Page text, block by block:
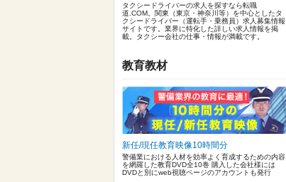
タクシードライバーの求人を探すなら転職
道.COM。関東（東京・神奈川等）を中心としたタ
クシードライバー（運転手・乗務員）求人募集情報
サイトです。業界に特化した詳しい求人情報を掲
載。タクシー会社の仕事・情報が満載です。
教育教材
新任/現任教育映像10時間分
警備業における人材を効率よく育成するための内容
を網羅した教育DVD全10巻 購入した会社様には
DVDと別にweb視聴ページのアカウントも発行